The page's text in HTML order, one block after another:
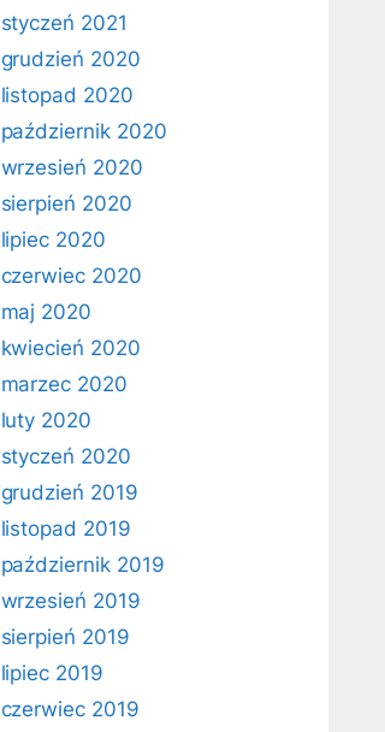
styczeń 2021
grudzień 2020
listopad 2020
październik 2020
wrzesień 2020
sierpień 2020
lipiec 2020
czerwiec 2020
maj 2020
kwiecień 2020
marzec 2020
luty 2020
styczeń 2020
grudzień 2019
listopad 2019
październik 2019
wrzesień 2019
sierpień 2019
lipiec 2019
czerwiec 2019